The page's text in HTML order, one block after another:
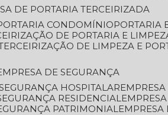
DE PORTARIA TERCEIRIZADA
CONDOMÍNIO
DE PORTARIA E
TERCEIRIZAÇÃO DE LIMPEZA E
EMPRESA DE SEGURANÇA
SEGURANÇA HOSPITALAR
RESIDENCIAL
PATRIMONIAL